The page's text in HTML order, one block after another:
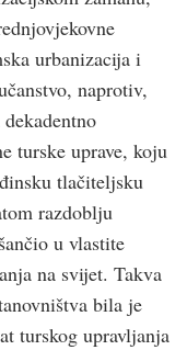
urbanizacija i
naprotiv,
turske uprave, koju
tlačiteljsku
razdoblju
u vlastite
na svijet. Takva
bila je
turskog upravljanja